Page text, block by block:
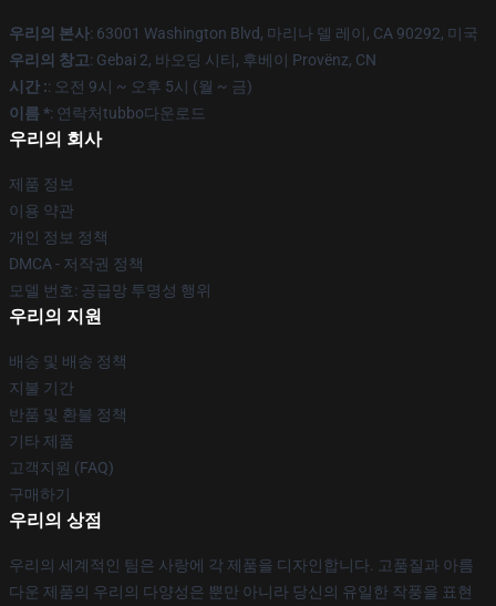
우리의 본사: 63001 Washington Blvd, 마리나 델 레이, CA 90292, 미국
우리의 창고: Gebai 2, 바오딩 시티, 후베이 Provënz, CN
시간 :: 오전 9시 ~ 오후 5시 (월 ~ 금)
이름 *: 연락처tubbo다운로드
우리의 회사
제품 정보
이용 약관
개인 정보 정책
DMCA - 저작권 정책
모델 번호: 공급망 투명성 행위
우리의 지원
배송 및 배송 정책
지불 기간
반품 및 환불 정책
기타 제품
고객지원 (FAQ)
구매하기
우리의 상점
우리의 세계적인 팀은 사랑에 각 제품을 디자인합니다. 고품질과 아름
다운 제품의 우리의 다양성은 뿐만 아니라 당신의 유일한 작풍을 표현